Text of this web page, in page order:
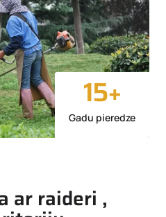
Gadu pieredze
15+
ar raideri ,